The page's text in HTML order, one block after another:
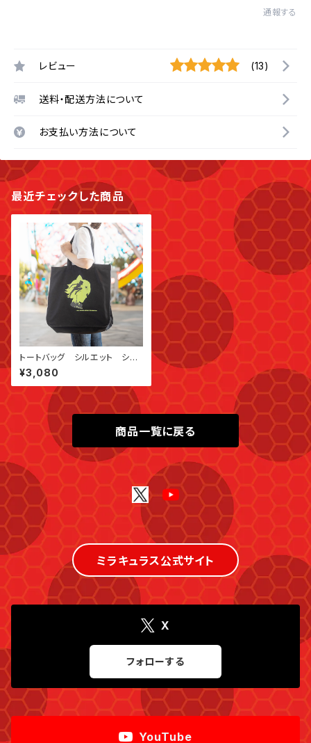
通報する
レビュー (13)
送料・配送方法について
お支払い方法について
最近チェックした商品
トートバッグ シルエット シャ
ノワール
¥3,080
商品一覧に戻る
ミラキュラス公式サイト
X
フォローする
YouTube